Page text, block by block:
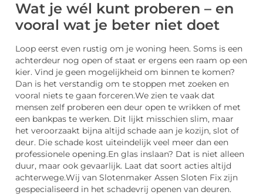
Wat je wél kunt proberen – en
vooral wat je beter niet doet
Loop eerst even rustig om je woning heen. Soms is een
achterdeur nog open of staat er ergens een raam op een
kier. Vind je geen mogelijkheid om binnen te komen?
Dan is het verstandig om te stoppen met zoeken en
vooral niets te gaan forceren.We zien te vaak dat
mensen zelf proberen een deur open te wrikken of met
een bankpas te werken. Dit lijkt misschien slim, maar
het veroorzaakt bijna altijd schade aan je kozijn, slot of
deur. Die schade kost uiteindelijk veel meer dan een
professionele opening.En glas inslaan? Dat is niet alleen
duur, maar ook gevaarlijk. Laat dat soort acties altijd
achterwege.Wij van Slotenmaker Assen Sloten Fix zijn
gespecialiseerd in het schadevrij openen van deuren.